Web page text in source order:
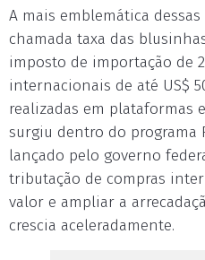
A mais emblemática
chamada taxa das
imposto de importação de
internacionais de até US$
realizadas em plataformas
surgiu dentro do programa
lançado pelo governo
tributação de compras
valor e ampliar a
crescia aceleradamente.